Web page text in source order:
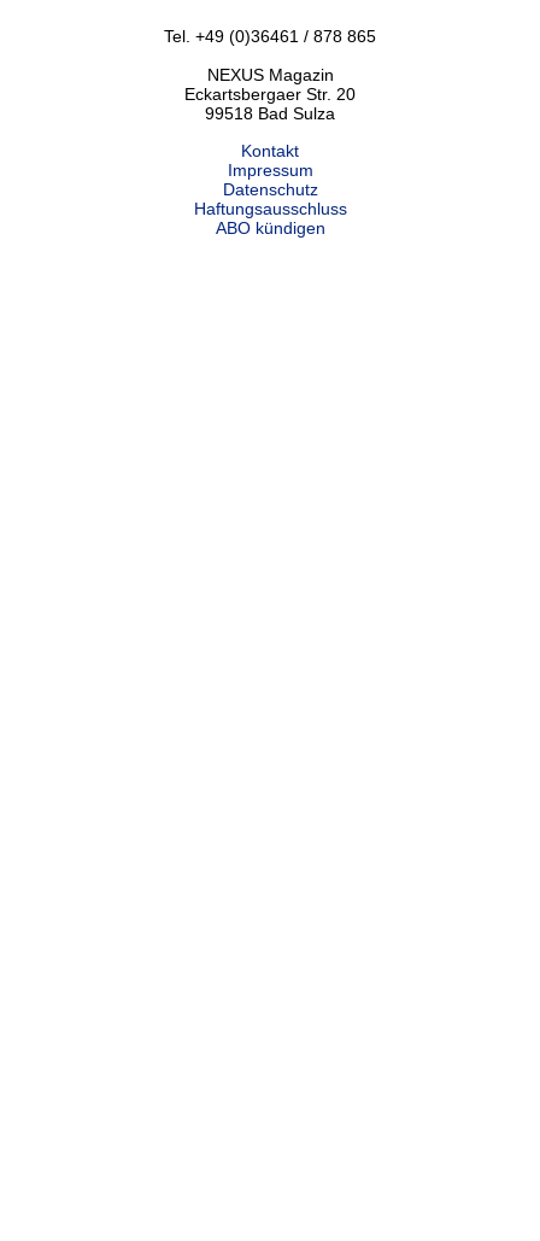
Tel. +49 (0)36461 / 878 865
NEXUS Magazin
Eckartsbergaer Str. 20
99518 Bad Sulza
Kontakt
Impressum
Datenschutz
Haftungsausschluss
ABO kündigen